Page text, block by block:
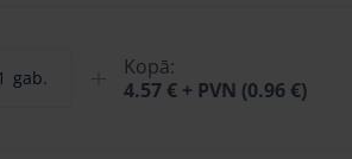
gab.
Kopā:
4.57 €+ PVN (0.96 €)